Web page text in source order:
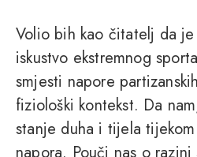
Volio bih kao čitatelj da
iskustvo ekstremnog
smjesti napore
fiziološki kontekst. Da
stanje duha i tijela